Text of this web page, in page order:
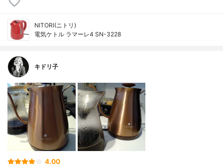
NITORI(ニトリ)
電気ケトル ラマーレ4 SN-3228
キドリ子
4.00